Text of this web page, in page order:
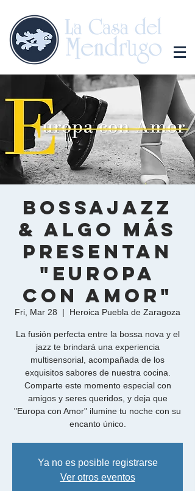
Bossajazz
& Algo Más
presentan
"Europa
con Amor"
Fri, Mar 28
  |
Heroica Puebla de Zaragoza
La fusión perfecta entre la bossa nova y el
jazz te brindará una experiencia
multisensorial, acompañada de los
exquisitos sabores de nuestra cocina.
Comparte este momento especial con
amigos y seres queridos, y deja que
"Europa con Amor" ilumine tu noche con su
encanto único.
Ya no es posible registrarse
Ver otros eventos